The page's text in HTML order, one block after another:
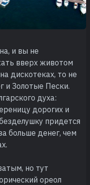
и вы не
вверх животом
дискотеках, то не
и Золотые Пески.
духа:
дорогих и
придется
больше денег, чем
но тут
ореол